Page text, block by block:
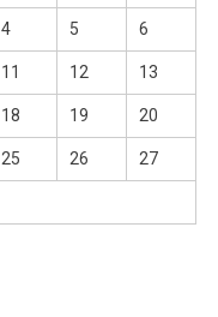
4 5 6
11 12 13
18 19 20
25 26 27